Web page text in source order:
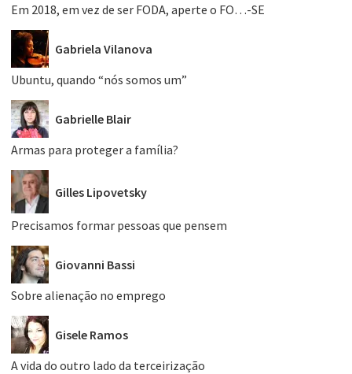
Em 2018, em vez de ser FODA, aperte o FO…-SE
Gabriela Vilanova
Ubuntu, quando “nós somos um”
Gabrielle Blair
Armas para proteger a família?
Gilles Lipovetsky
Precisamos formar pessoas que pensem
Giovanni Bassi
Sobre alienação no emprego
Gisele Ramos
A vida do outro lado da terceirização